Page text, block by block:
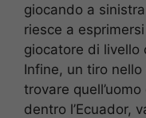
giocando a
riesce a
giocatore di livello
Infine, un tiro
trovare
dentro l’Ecuador,